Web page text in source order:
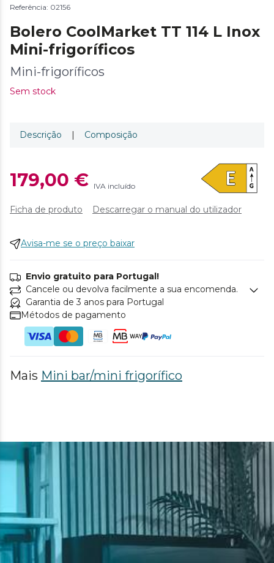
Referência: 02156
Bolero CoolMarket TT 114 L Inox
Mini-frigoríficos
Mini-frigoríficos
Sem stock
Descrição | Composição
179,00 € IVA incluído
Ficha de produto Descarregar o manual do utilizador
Avisa-me se o preço baixar
Envio gratuito para Portugal!
Cancele ou devolva facilmente a sua encomenda.
Garantia de 3 anos para Portugal
Métodos de pagamento
Mais Mini bar/mini frigorífico